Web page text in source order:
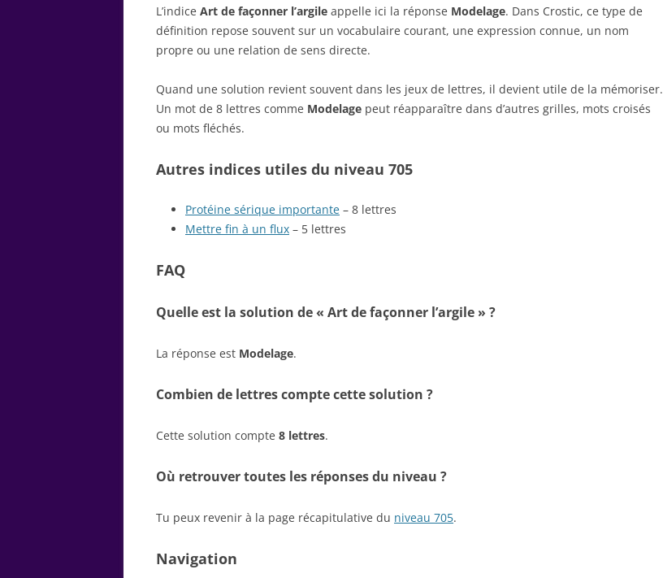
L’indice Art de façonner l’argile appelle ici la réponse Modelage. Dans Crostic, ce type de
définition repose souvent sur un vocabulaire courant, une expression connue, un nom
propre ou une relation de sens directe.
Quand une solution revient souvent dans les jeux de lettres, il devient utile de la mémoriser.
Un mot de 8 lettres comme Modelage peut réapparaître dans d’autres grilles, mots croisés
ou mots fléchés.
Autres indices utiles du niveau 705
Protéine sérique importante – 8 lettres
Mettre fin à un flux – 5 lettres
FAQ
Quelle est la solution de « Art de façonner l’argile » ?
La réponse est Modelage.
Combien de lettres compte cette solution ?
Cette solution compte 8 lettres.
Où retrouver toutes les réponses du niveau ?
Tu peux revenir à la page récapitulative du niveau 705.
Navigation